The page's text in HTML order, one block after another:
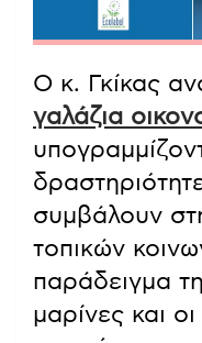
Ο κ. Γκίκας
γαλάζια
συμβάλουν
τοπικών
παράδειγμα
μαρίνες και